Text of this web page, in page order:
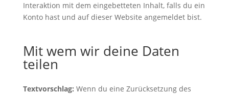
Interaktion mit dem eingebetteten Inhalt, falls du ein
Konto hast und auf dieser Website angemeldet bist.
Mit wem wir deine Daten
teilen
Textvorschlag: Wenn du eine Zurücksetzung des